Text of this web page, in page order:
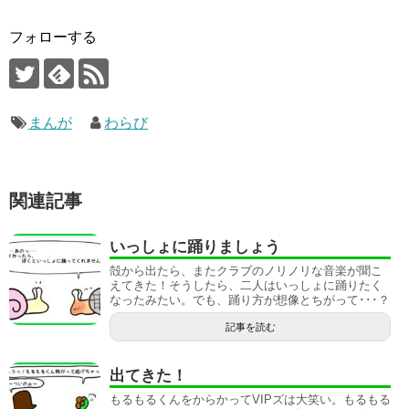
フォローする
まんが わらび
関連記事
いっしょに踊りましょう
殻から出たら、またクラブのノリノリな音楽が聞こ
えてきた！そうしたら、二人はいっしょに踊りたく
なったみたい。でも、踊り方が想像とちがって･･･？
記事を読む
出てきた！
もるもるくんをからかってVIPズは大笑い。もるもる